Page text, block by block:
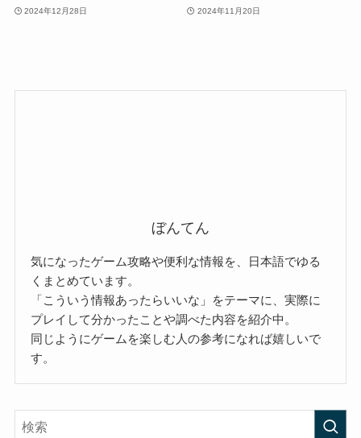
2024年12月28日 2024年11月20日
ぼんてん
気になったゲーム攻略や便利な情報を、日本語でゆる
くまとめています。
「こういう情報あったらいいな」をテーマに、実際に
プレイして分かったことや調べた内容を紹介中。
同じようにゲームを楽しむ人の参考になれば嬉しいで
す。